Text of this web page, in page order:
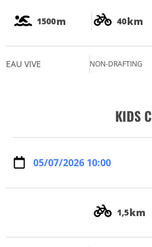
1500m 40km
EAU VIVE NON-DRAFTING
KIDS C
05/07/2026 10:00
1,5km